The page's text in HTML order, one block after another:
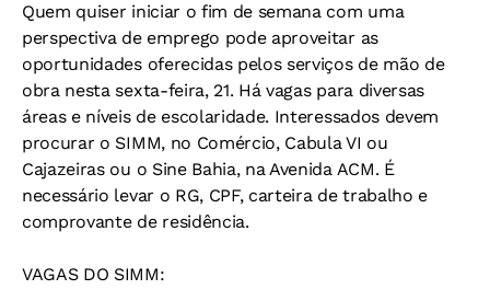
Quem quiser iniciar o fim de semana com uma
perspectiva de emprego pode aproveitar as
oportunidades oferecidas pelos serviços de mão de
obra nesta sexta-feira, 21. Há vagas para diversas
áreas e níveis de escolaridade. Interessados devem
procurar o SIMM, no Comércio, Cabula VI ou
Cajazeiras ou o Sine Bahia, na Avenida ACM. É
necessário levar o RG, CPF, carteira de trabalho e
comprovante de residência.
VAGAS DO SIMM: